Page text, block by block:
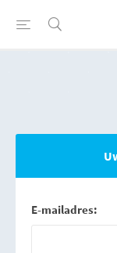
E-mailadres: